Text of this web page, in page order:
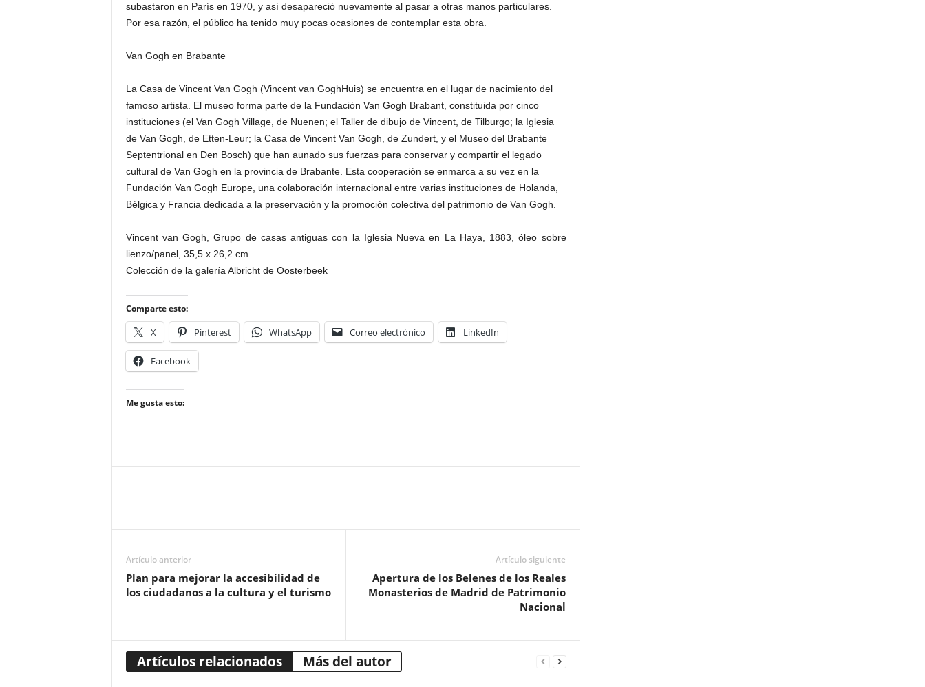
subastaron en París en 1970, y así desapareció nuevamente al pasar a otras manos particulares.
Por esa razón, el público ha tenido muy pocas ocasiones de contemplar esta obra.
Van Gogh en Brabante
La Casa de Vincent Van Gogh (Vincent van GoghHuis) se encuentra en el lugar de nacimiento del
famoso artista. El museo forma parte de la Fundación Van Gogh Brabant, constituida por cinco
instituciones (el Van Gogh Village, de Nuenen; el Taller de dibujo de Vincent, de Tilburgo; la Iglesia
de Van Gogh, de Etten-Leur; la Casa de Vincent Van Gogh, de Zundert, y el Museo del Brabante
Septentrional en Den Bosch) que han aunado sus fuerzas para conservar y compartir el legado
cultural de Van Gogh en la provincia de Brabante. Esta cooperación se enmarca a su vez en la
Fundación Van Gogh Europe, una colaboración internacional entre varias instituciones de Holanda,
Bélgica y Francia dedicada a la preservación y la promoción colectiva del patrimonio de Van Gogh.
Vincent van Gogh, Grupo de casas antiguas con la Iglesia Nueva en La Haya, 1883, óleo sobre
lienzo/panel, 35,5 x 26,2 cm
Colección de la galería Albricht de Oosterbeek
Comparte esto:
X Pinterest WhatsApp Correo electrónico LinkedIn
Facebook
Me gusta esto:
Artículo anterior
Plan para mejorar la accesibilidad de
los ciudadanos a la cultura y el turismo
Artículo siguiente
Apertura de los Belenes de los Reales
Monasterios de Madrid de Patrimonio
Nacional
Artículos relacionados Más del autor